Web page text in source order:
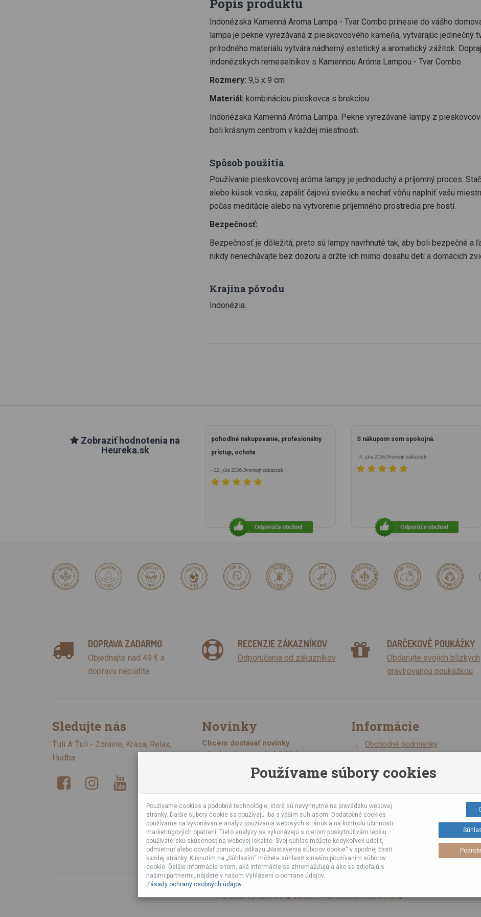
Popis produktu
Indonézska Kamenná Aroma Lampa - Tvar Combo prinesie do vášho
lampa je pekne vyrezávaná z pieskovcového kameňa, vytvárajúc jedinečný
prírodného materiálu vytvára nádherný estetický a aromatický zážitok.
indonézskych remeselníkov s Kamennou Aróma Lampou - Tvar Combo.
Rozmery: 9,5 x 9 cm
Materiál: kombináciou pieskovca s brekciou
Indonézska Kamenná Aróma Lampa. Pekne vyrezávané lampy z
boli krásnym centrom v každej miestnosti.
Spôsob použitia
Používanie pieskovcovej aróma lampy je jednoduchý a príjemný proces.
alebo kúsok vosku, zapáliť čajovú sviečku a nechať vôňu naplniť vašu
počas meditácie alebo na vytvorenie príjemného prostredia pre hostí.
Bezpečnosť:
Bezpečnosť je dôležitá, preto sú lampy navrhnuté tak, aby boli bezpečné a
nikdy nenechávajte bez dozoru a držte ich mimo dosahu detí a domácich
Krajina pôvodu
Indonézia.
Zobraziť hodnotenia na
Heureka.sk
pohodlné nakupovanie, profesionálny
prístup, ochota
- 22. júla 2026Overený zákazník
S nákupom som spokojná.
- 4. júla 2026Overený zákazník
DOPRAVA ZADARMO
Objednajte nad 49 € a
dopravu neplatíte
RECENZIE ZÁKAZNÍKOV
Odporúčania od zákazníkov
DARČEKOVÉ POUKÁŽKY
Obdarujte svojich blízkych
gravírovanou poukážkou
Sledujte nás
Ťuli A Ťuli - Zdravie, Krása, Relax,
Hudba
Novinky
Chcem dostávať novinky
Zásady ochrany osobných údajov
Informácie
Obchodné podmienky
Online kurzy bubnovania
Napísali o nás
Poznáte nás z TV a Rádia
Partnerské predajne
Testy výrobkov
Ekológia
Veľkoobchod
© 2026 Vyrobené s od Tuli A Tuli Laboratories s. r. o.
Používame súbory cookies
Používame cookies a podobné technológie, ktoré sú nevyhnutné na prevádzku webovej
stránky. Ďalšie súbory cookie sa používajú iba s vaším súhlasom. Dodatočné cookies
používame na vykonávanie analýz používania webových stránok a na kontrolu účinnosti
marketingových opatrení. Tieto analýzy sa vykonávajú s cieľom poskytnúť vám lepšiu
používateľskú skúsenosť na webovej lokalite. Svoj súhlas môžete kedykoľvek udeliť,
odmietnuť alebo odvolať pomocou odkazu „Nastavenia súborov cookie“ v spodnej časti
každej stránky. Kliknutím na „Súhlasím“ môžete súhlasiť s naším používaním súborov
cookie. Ďalšie informácie o tom, aké informácie sa zhromažďujú a ako sa zdieľajú s
našimi partnermi, nájdete v našom Vyhlásení o ochrane údajov.
Zásady ochrany osobných údajov